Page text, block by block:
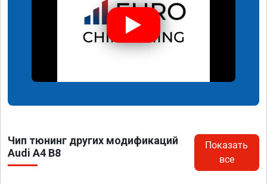
Чип тюнинг других модификаций
Audi A4 B8
Показать
все